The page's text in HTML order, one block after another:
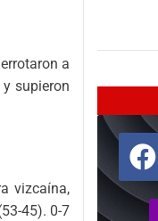
a
supieron
vizcaína,
45). 0-7